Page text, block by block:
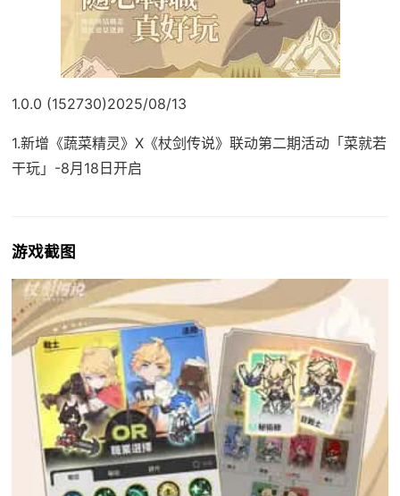
1.0.0 (152730)2025/08/13
1.新增《蔬菜精灵》X《杖剑传说》联动第二期活动「菜就若
干玩」-8月18日开启
游戏截图